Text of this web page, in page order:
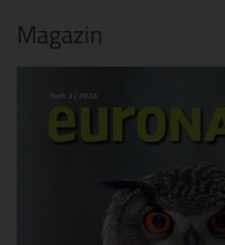
Magazin